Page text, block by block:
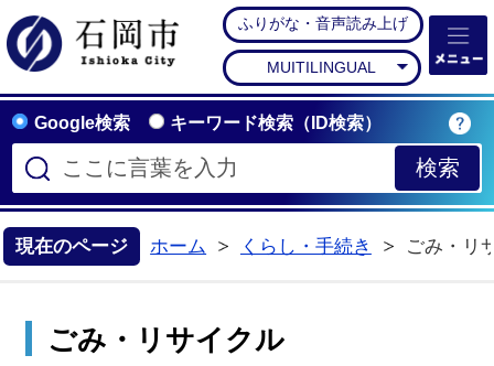
石岡市公式ホームペー
ふりがな・音声読み上げ
MUITILINGUAL
Google検索 キーワード検索（ID検索）
現在のページ ホーム
くらし・手続き
ごみ・リ
ごみ・リサイクル